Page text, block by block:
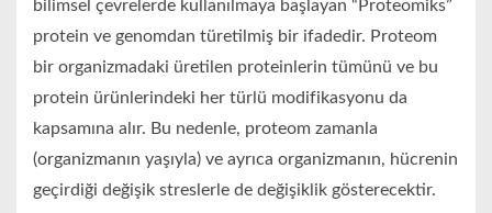
bilimsel çevrelerde kullanılmaya başlayan “Proteomiks”
protein ve genomdan türetilmiş bir ifadedir. Proteom
bir organizmadaki üretilen proteinlerin tümünü ve bu
protein ürünlerindeki her türlü modifikasyonu da
kapsamına alır. Bu nedenle, proteom zamanla
(organizmanın yaşıyla) ve ayrıca organizmanın, hücrenin
geçirdiği değişik streslerle de değişiklik gösterecektir.